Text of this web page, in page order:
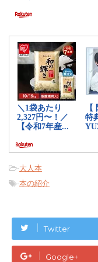
-大人本
-本の紹介
Twitter
Google+